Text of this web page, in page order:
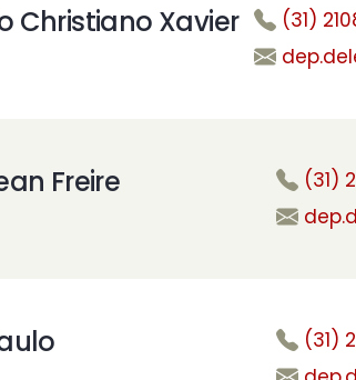
Christiano Xavier
(31)
Freire
(31)
(31)